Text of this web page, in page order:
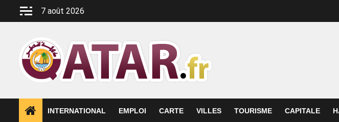
7 août 2026
INTERNATIONAL EMPLOI CARTE VILLES TOURISME CAPITALE